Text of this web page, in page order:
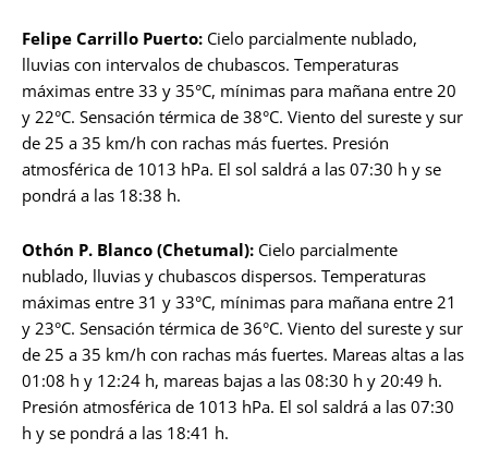
Felipe Carrillo Puerto: Cielo parcialmente nublado,
lluvias con intervalos de chubascos. Temperaturas
máximas entre 33 y 35°C, mínimas para mañana entre 20
y 22°C. Sensación térmica de 38°C. Viento del sureste y sur
de 25 a 35 km/h con rachas más fuertes. Presión
atmosférica de 1013 hPa. El sol saldrá a las 07:30 h y se
pondrá a las 18:38 h.
Othón P. Blanco (Chetumal): Cielo parcialmente
nublado, lluvias y chubascos dispersos. Temperaturas
máximas entre 31 y 33°C, mínimas para mañana entre 21
y 23°C. Sensación térmica de 36°C. Viento del sureste y sur
de 25 a 35 km/h con rachas más fuertes. Mareas altas a las
01:08 h y 12:24 h, mareas bajas a las 08:30 h y 20:49 h.
Presión atmosférica de 1013 hPa. El sol saldrá a las 07:30
h y se pondrá a las 18:41 h.